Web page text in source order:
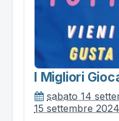
I Migliori
sabato 14
15 settembre 2024